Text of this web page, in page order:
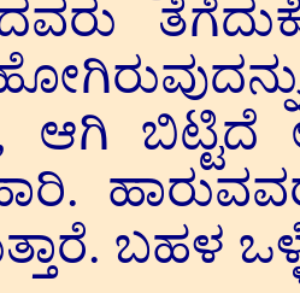
ಆಗಿ ಬಿಟ್ಟಿದೆ
ಬಹಳ